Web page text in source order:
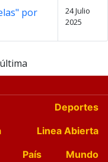
por
24 Julio
2025
última
Deportes
Linea Abierta
País
Mundo